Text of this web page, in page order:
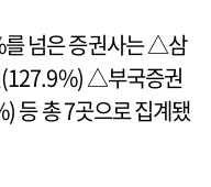
를 넘은 증권사는 △삼
△부국증권
총 7곳으로 집계됐